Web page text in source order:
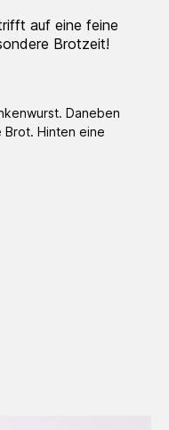
auf eine feine
Brotzeit!